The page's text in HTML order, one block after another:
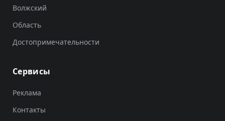
Волжский
Область
Достопримечательности
Сервисы
Реклама
Контакты